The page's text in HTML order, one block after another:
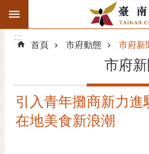
跳到主要內容區塊
搜
階
精彩府城
:::
:::
首頁 市府動態 市府新
市府新
引入青年攤商新力進
在地美食新浪潮